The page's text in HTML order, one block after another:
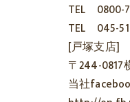
TEL 0800-
TEL 045-
[戸塚支店]
〒244-0817
当社